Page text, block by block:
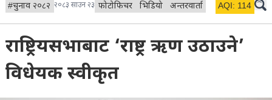
#चुनाव २०८२ २०८३ साउन २३ फोटोफिचर भिडियो अन्तरवार्ता विचार/ब्लग
AQI: 114
राष्ट्रियसभाबाट ‘राष्ट्र ऋण उठाउने’
विधेयक स्वीकृत